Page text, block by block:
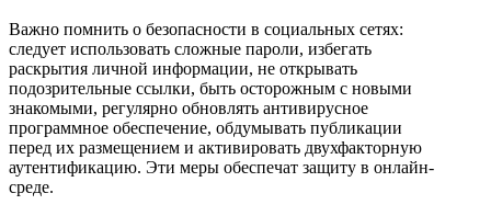
Важно помнить о безопасности в социальных сетях:
следует использовать сложные пароли, избегать
раскрытия личной информации, не открывать
подозрительные ссылки, быть осторожным с новыми
знакомыми, регулярно обновлять антивирусное
программное обеспечение, обдумывать публикации
перед их размещением и активировать двухфакторную
аутентификацию. Эти меры обеспечат защиту в онлайн-
среде.